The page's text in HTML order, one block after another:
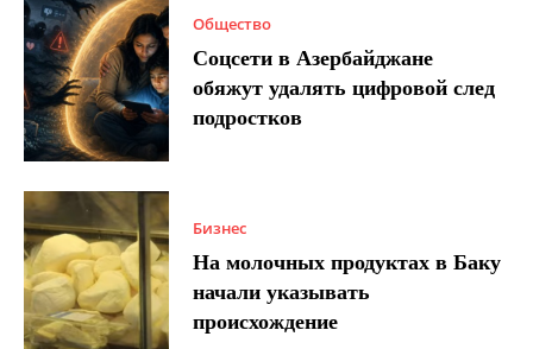
Общество
Соцсети в Азербайджане
обяжут удалять цифровой след
подростков
Бизнес
На молочных продуктах в Баку
начали указывать
происхождение